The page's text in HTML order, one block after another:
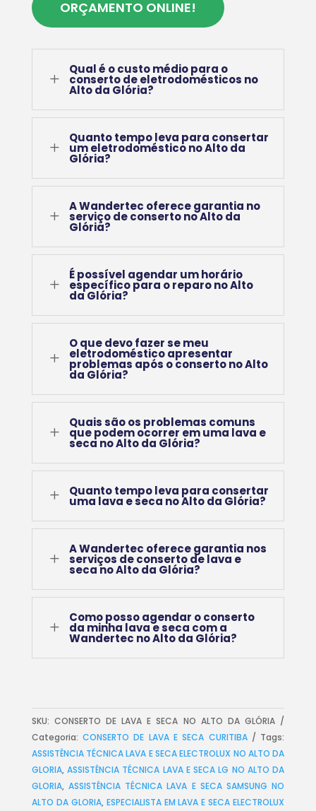
ORÇAMENTO ONLINE!
L
Qual é o custo médio para o
conserto de eletrodomésticos no
Alto da Glória?
L
Quanto tempo leva para consertar
um eletrodoméstico no Alto da
Glória?
L
A Wandertec oferece garantia no
serviço de conserto no Alto da
Glória?
L
É possível agendar um horário
específico para o reparo no Alto
da Glória?
L
O que devo fazer se meu
eletrodoméstico apresentar
problemas após o conserto no Alto
da Glória?
L
Quais são os problemas comuns
que podem ocorrer em uma lava e
seca no Alto da Glória?
L Quanto tempo leva para consertar
uma lava e seca no Alto da Glória?
L
A Wandertec oferece garantia nos
serviços de conserto de lava e
seca no Alto da Glória?
L
Como posso agendar o conserto
da minha lava e seca com a
Wandertec no Alto da Glória?
SKU: CONSERTO DE LAVA E SECA NO ALTO DA GLÓRIA
Categoria:CONSERTO DE LAVA E SECA CURITIBA
Tags:
ASSISTÊNCIA TÉCNICA LAVA E SECA ELECTROLUX NO ALTO DA
GLORIA,ASSISTÊNCIA TÉCNICA LAVA E SECA LG NO ALTO DA
GLORIA, ASSISTÊNCIA TÉCNICA LAVA E SECA SAMSUNG NO
ALTO DA GLORIA, ESPECIALISTA EM LAVA E SECA ELECTROLUX